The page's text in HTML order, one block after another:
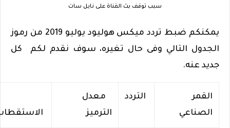
سبب توقف بث القناة على نايل سات
يمكنكم ضبط تردد ميكس هوليود يوليو 2019 من رموز
الجدول التالي وفى حال تغيره، سوف نقدم لكم كل
جديد عنه.
القمر
الصناعي
التردد
معدل
الترميز